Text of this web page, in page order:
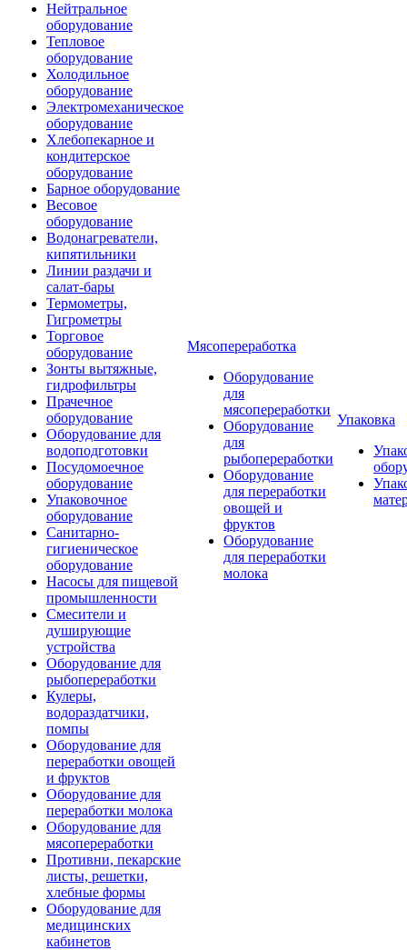
Нейтральное
оборудование
Тепловое
оборудование
Холодильное
оборудование
Электромеханическое
оборудование
Хлебопекарное и
кондитерское
оборудование
Барное оборудование
Весовое
оборудование
Водонагреватели,
кипятильники
Линии раздачи и
салат-бары
Термометры,
Гигрометры
Торговое
оборудование
Зонты вытяжные,
гидрофильтры
Прачечное
оборудование
Оборудование для
водоподготовки
Посудомоечное
оборудование
Упаковочное
оборудование
Санитарно-
гигиеническое
оборудование
Насосы для пищевой
промышленности
Смесители и
душирующие
устройства
Оборудование для
рыбопереработки
Кулеры,
водораздатчики,
помпы
Оборудование для
переработки овощей
и фруктов
Оборудование для
переработки молока
Оборудование для
мясопереработки
Противни, пекарские
листы, решетки,
хлебные формы
Оборудование для
медицинских
кабинетов
Мясопереработка
Оборудование
для
мясопереработки
Оборудование
для
рыбопереработки
Оборудование
для переработки
овощей и
фруктов
Оборудование
для переработки
молока
Упаковка